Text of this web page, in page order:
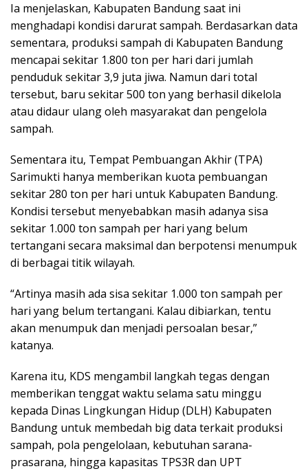
Ia menjelaskan, Kabupaten Bandung saat ini
menghadapi kondisi darurat sampah. Berdasarkan data
sementara, produksi sampah di Kabupaten Bandung
mencapai sekitar 1.800 ton per hari dari jumlah
penduduk sekitar 3,9 juta jiwa. Namun dari total
tersebut, baru sekitar 500 ton yang berhasil dikelola
atau didaur ulang oleh masyarakat dan pengelola
sampah.
Sementara itu, Tempat Pembuangan Akhir (TPA)
Sarimukti hanya memberikan kuota pembuangan
sekitar 280 ton per hari untuk Kabupaten Bandung.
Kondisi tersebut menyebabkan masih adanya sisa
sekitar 1.000 ton sampah per hari yang belum
tertangani secara maksimal dan berpotensi menumpuk
di berbagai titik wilayah.
“Artinya masih ada sisa sekitar 1.000 ton sampah per
hari yang belum tertangani. Kalau dibiarkan, tentu
akan menumpuk dan menjadi persoalan besar,”
katanya.
Karena itu, KDS mengambil langkah tegas dengan
memberikan tenggat waktu selama satu minggu
kepada Dinas Lingkungan Hidup (DLH) Kabupaten
Bandung untuk membedah big data terkait produksi
sampah, pola pengelolaan, kebutuhan sarana-
prasarana, hingga kapasitas TPS3R dan UPT